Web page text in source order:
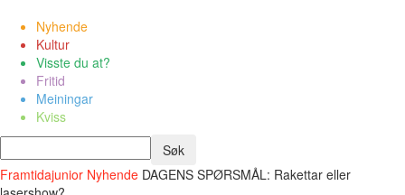
Nyhende
Kultur
Visste du at?
Fritid
Meiningar
Kviss
Framtidajunior Nyhende DAGENS SPØRSMÅL: Rakettar eller